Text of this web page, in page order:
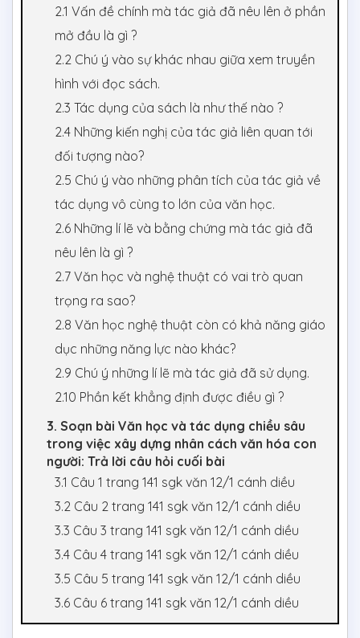
2.1 Vấn đề chính mà tác giả đã nêu lên ở phần
mở đầu là gì ?
2.2 Chú ý vào sự khác nhau giữa xem truyền
hình với đọc sách.
2.3 Tác dụng của sách là như thế nào ?
2.4 Những kiến nghị của tác giả liên quan tới
đối tượng nào?
2.5 Chú ý vào những phân tích của tác giả về
tác dụng vô cùng to lớn của văn học.
2.6 Những lí lẽ và bằng chứng mà tác giả đã
nêu lên là gì ?
2.7 Văn học và nghệ thuật có vai trò quan
trọng ra sao?
2.8 Văn học nghệ thuật còn có khả năng giáo
dục những năng lực nào khác?
2.9 Chú ý những lí lẽ mà tác giả đã sử dụng.
2.10 Phần kết khẳng định được điều gì ?
3. Soạn bài Văn học và tác dụng chiều sâu
trong việc xây dựng nhân cách văn hóa con
người: Trả lời câu hỏi cuối bài
3.1 Câu 1 trang 141 sgk văn 12/1 cánh diều
3.2 Câu 2 trang 141 sgk văn 12/1 cánh diều
3.3 Câu 3 trang 141 sgk văn 12/1 cánh diều
3.4 Câu 4 trang 141 sgk văn 12/1 cánh diều
3.5 Câu 5 trang 141 sgk văn 12/1 cánh diều
3.6 Câu 6 trang 141 sgk văn 12/1 cánh diều